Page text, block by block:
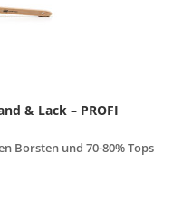
& Lack – PROFI
Borsten und 70-80% Tops